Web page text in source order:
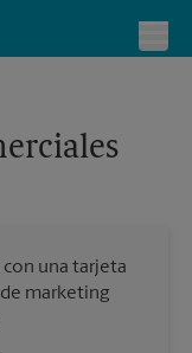
una tarjeta
marketing